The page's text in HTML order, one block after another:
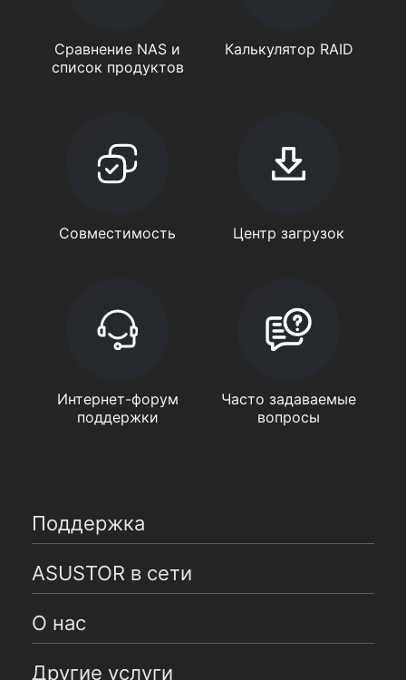
Сравнение NAS и
список продуктов
Калькулятор RAID
Совместимость Центр загрузок
Интернет-форум
поддержки
Часто задаваемые
вопросы
Поддержка
ASUSTOR в сети
О нас
Другие услуги